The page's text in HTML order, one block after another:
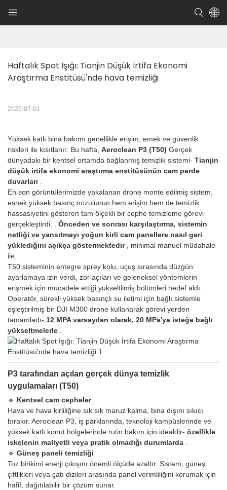
Haftalık Spot Işığı: Tianjin Düşük İrtifa Ekonomi
Araştırma Enstitüsü'nde hava temizliği
2025-07-01
Yüksek katlı bina bakımı genellikle erişim, emek ve güvenlik
riskleri ile kısıtlanır. Bu hafta, Aeroclean P3 (T50) Gerçek
dünyadaki bir kentsel ortamda bağlanmış temizlik sistemi- Tianjin
düşük irtifa ekonomi araştırma enstitüsünün cam perde
duvarları .
En son görüntülerimizde yakalanan drone monte edilmiş sistem,
esnek yüksek basınç nozulunun hem erişim hem de temizlik
hassasiyetini gösteren tam ölçekli bir cephe temizleme görevi
gerçekleştirdi. . Önceden ve sonrası karşılaştırma, sistemin
netliği ve yansıtmayı yoğun kirli cam panellere nasıl geri
yüklediğini açıkça göstermektedir , minimal manuel müdahale
ile.
T50 sisteminin entegre sprey kolu, uçuş sırasında düzgün
ayarlamaya izin verdi, zor açıları ve geleneksel yöntemlerin
erişmek için mücadele ettiği yükseltilmiş bölümleri hedef aldı.
Operatör, sürekli yüksek basınçlı su iletimi için bağlı sistemle
eşleştirilmiş bir DJI M300 drone kullanarak görevi yerden
tamamladı- 12 MPA varsayılan olarak, 20 MPa'ya isteğe bağlı
yükseltmelerle .
P3 tarafından açılan gerçek dünya temizlik
uygulamaları (T50)
🔹 Kentsel cam cepheler
Hava ve hava kirliliğine sık sık maruz kalma, bina dışını sıkıcı
bırakır. Aeroclean P3, iş parklarında, teknoloji kampüslerinde ve
yüksek katlı konut bölgelerinde rutin bakım için idealdir- özellikle
iskelenin maliyetli veya pratik olmadığı durumlarda .
🔹 Güneş paneli temizliği
Toz birikimi enerji çıkışını önemli ölçüde azaltır. Sistem, güneş
çiftlikleri veya çatı dizileri arasında panel verimliliğini korumak için
hafif, dağıtılabilir bir çözüm sunar.